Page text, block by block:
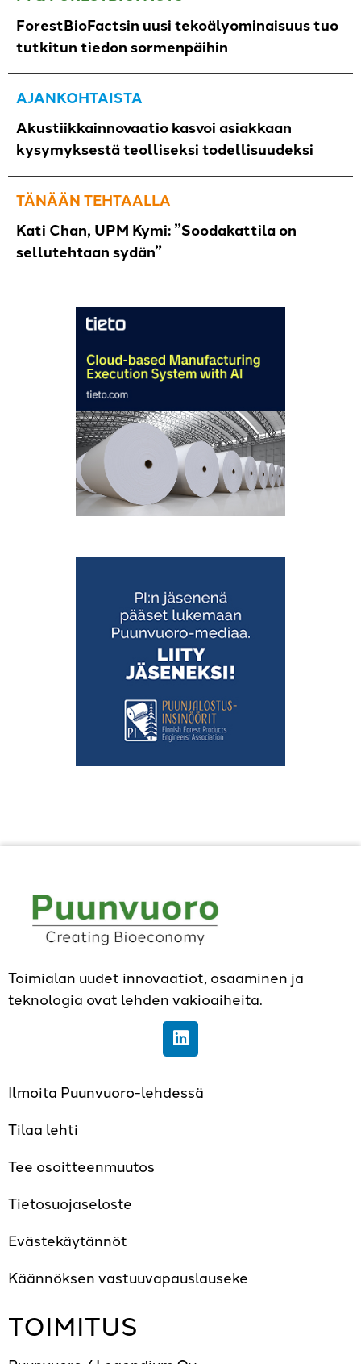
ForestBioFactsin uusi tekoälyominaisuus tuo
tutkitun tiedon sormenpäihin
AJANKOHTAISTA
Akustiikkainnovaatio kasvoi asiakkaan
kysymyksestä teolliseksi todellisuudeksi
TÄNÄÄN TEHTAALLA
Kati Chan, UPM Kymi: ”Soodakattila on
sellutehtaan sydän”
Toimialan uudet innovaatiot, osaaminen ja
teknologia ovat lehden vakioaiheita.
Ilmoita Puunvuoro-lehdessä
Tilaa lehti
Tee osoitteenmuutos
Tietosuojaseloste
Evästekäytännöt
Käännöksen vastuuvapauslauseke
TOIMITUS